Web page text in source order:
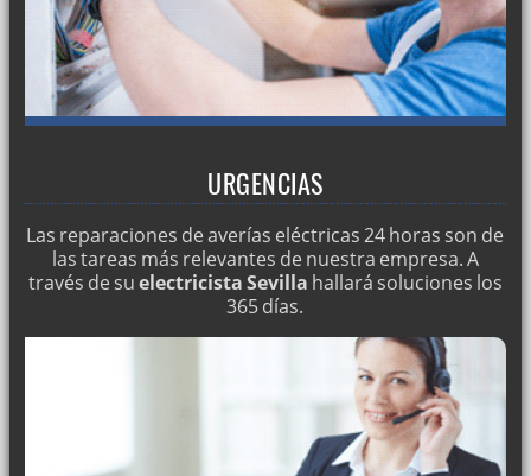
URGENCIAS
Las reparaciones de averías eléctricas 24 horas son de
las tareas más relevantes de nuestra empresa. A
través de suelectricista Sevilla hallará soluciones los
365 días.